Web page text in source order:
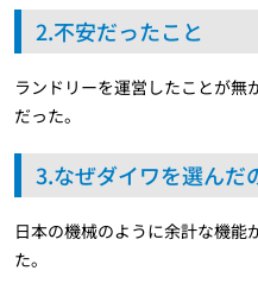
2.不安だったこと
ランドリーを運営したことが無
だった。
3.なぜダイワを選んだ
日本の機械のように余計な機能
た。